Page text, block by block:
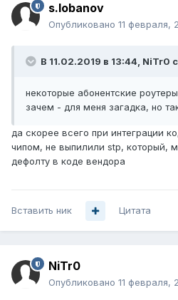
s.lobanov
Опубликовано 11 февраля,
В 11.02.2019 в 13:44, NiTr0
некоторые абонентские
зачем - для меня загадка, но
да скорее всего при интеграции
чипом, не выпилили stp, который,
дефолту в коде вендора
Вставить ник Цитата
NiTr0
Опубликовано 11 февраля,